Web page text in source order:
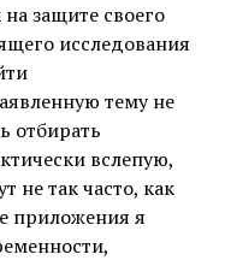
защите своего
исследования
тему не
отбирать
вслепую,
не так часто, как
приложения я